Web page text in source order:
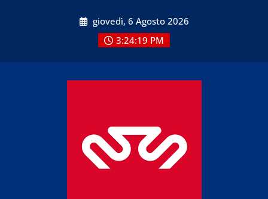
giovedì, 6 Agosto 2026
3:24:19 PM